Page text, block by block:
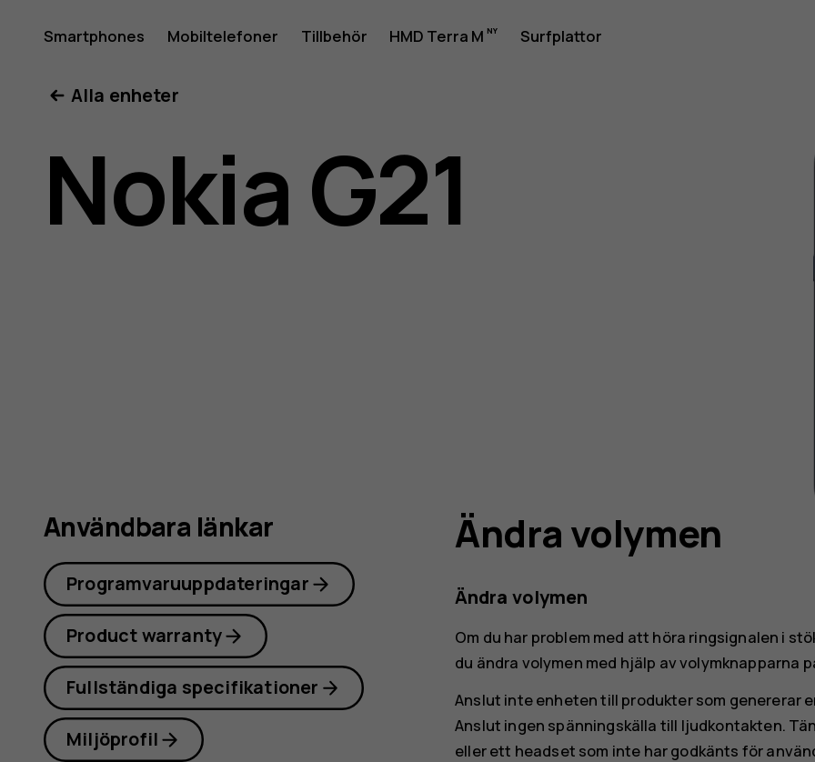
Användarhandbok
för
Nokia
Smartphones Mobiltelefoner Tillbehör HMD Terra M Surfplattor
Alla enheter
Nokia G21
Ändra volymen
Ändra volymen
Om du har problem med att höra ringsignalen i
du ändra volymen med hjälp av volymknapparna
Anslut inte enheten till produkter som genererar
Anslut ingen spänningskälla till ljudkontakten.
eller ett headset som inte har godkänts för
Användbara länkar
Programvaruuppdateringar
Product warranty
Fullständiga specifikationer
Miljöprofil